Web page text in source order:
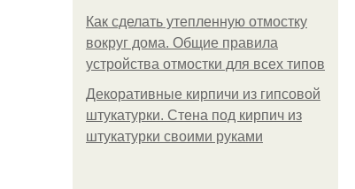
Как сделать утепленную отмостку
вокруг дома. Общие правила
устройства отмостки для всех типов
Декоративные кирпичи из гипсовой
штукатурки. Стена под кирпич из
штукатурки своими руками